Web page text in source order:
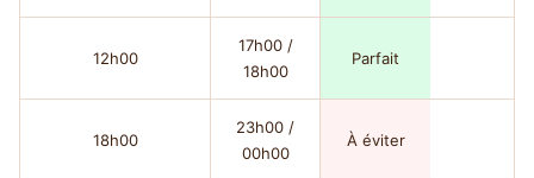
12h00
17h00 /
18h00
Parfait
18h00
23h00 /
00h00
À éviter